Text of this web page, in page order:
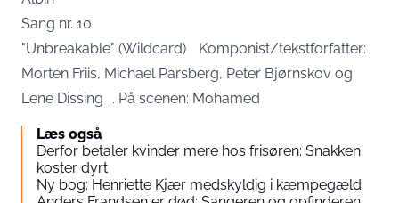
Sang nr. 10
"Unbreakable" (Wildcard) Komponist/tekstforfatter:
Morten Friis, Michael Parsberg, Peter Bjørnskov og
Lene Dissing . På scenen: Mohamed
Læs også
Derfor betaler kvinder mere hos frisøren: Snakken
koster dyrt
Ny bog: Henriette Kjær medskyldig i kæmpegæld